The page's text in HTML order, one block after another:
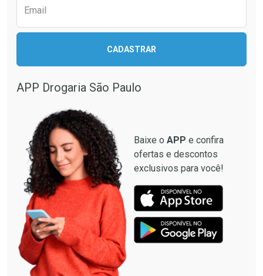
Email
CADASTRAR
APP Drogaria São Paulo
Baixe o APP e confira
ofertas e descontos
exclusivos para você!